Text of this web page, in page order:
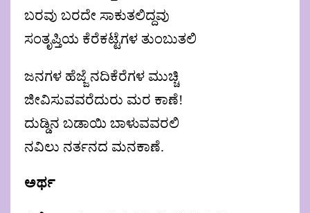
ಬರವು ಬರದೇ ಸಾಕುತಲಿದ್ದವು
ಸಂತೃಪ್ತಿಯ ಕೆರೆಕಟ್ಟೆಗಳ ತುಂಬುತಲಿ
ಜನಗಳ ಹೆಜ್ಜೆ ನದಿಕೆರೆಗಳ ಮುಚ್ಚಿ
ಜೀವಿಸುವವರೆದುರು ಮರ ಕಾಣೆ!
ದುಡ್ಡಿನ ಬಡಾಯಿ ಬಾಳುವವರಲಿ
ನವಿಲು ನರ್ತನದ ಮನಕಾಣೆ.
ಅರ್ಥ